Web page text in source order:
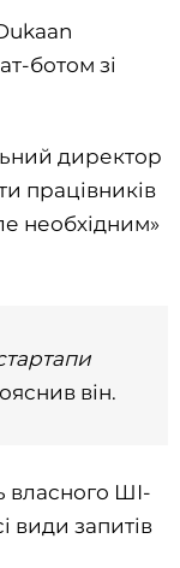
ботом зі
директор
працівників
необхідним»
він.
власного ШІ-
види запитів